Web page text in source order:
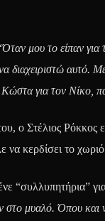
Όταν μου το είπαν
αυτό.
για τον Νίκο,
ο Στέλιος Ρόκκος
κερδίσει το
“συλλυπητήρια”
μυαλό. Όπου και